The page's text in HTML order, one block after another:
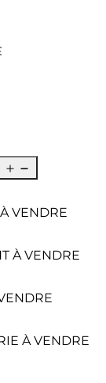
VENDRE
À VENDRE
À VENDRE